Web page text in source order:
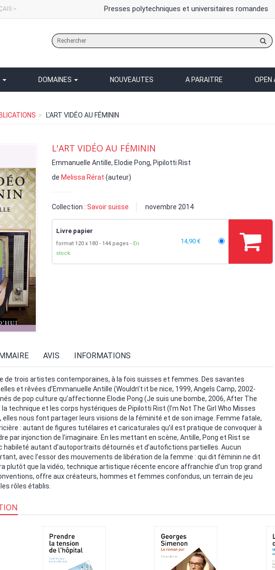
Presses polytechniques et universitaires romandes
sur
site
DOMAINES NOUVEAUTES A PARAITRE OPEN
L'ART VIDÉO AU FÉMININ
L'ART VIDÉO AU FÉMININ
Emmanuelle Antille, Elodie Pong, Pipilotti Rist
de Melissa Rérat (auteur)
Collection : Savoir suisse novembre 2014
Livre papier
format 120 x 180 144 pages
En
stock
14,90 €
AVIS INFORMATIONS
de trois artistes contemporaines, à la fois suisses et femmes. Des savantes
et rêvées d’Emmanuelle Antille (Wouldn’t it be nice, 1999, Angels Camp, 2002-
de pop culture qu’affectionne Elodie Pong (Je suis une bombe, 2006, After The
la technique et les corps hystériques de Pipilotti Rist (I’m Not The Girl Who Misses
elles nous font partager leurs visions de la féminité et de son image. Femme fatale,
: autant de figures tutélaires et caricaturales qu’il est pratique de convoquer à
par injonction de l’imaginaire. En les mettant en scène, Antille, Pong et Rist se
autant d’autoportraits détournés et d’autofictions partielles. Aucun
avec l’essor des mouvements de libération de la femme : qui dit féminin ne dit
plutôt que la vidéo, technique artistique récente encore affranchie d’un trop grand
offre aux créateurs, hommes et femmes confondus, un terrain de jeu
rôles établis.